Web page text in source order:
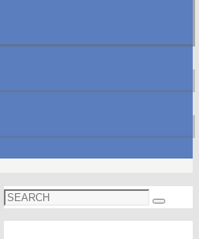
Search
for:
Search